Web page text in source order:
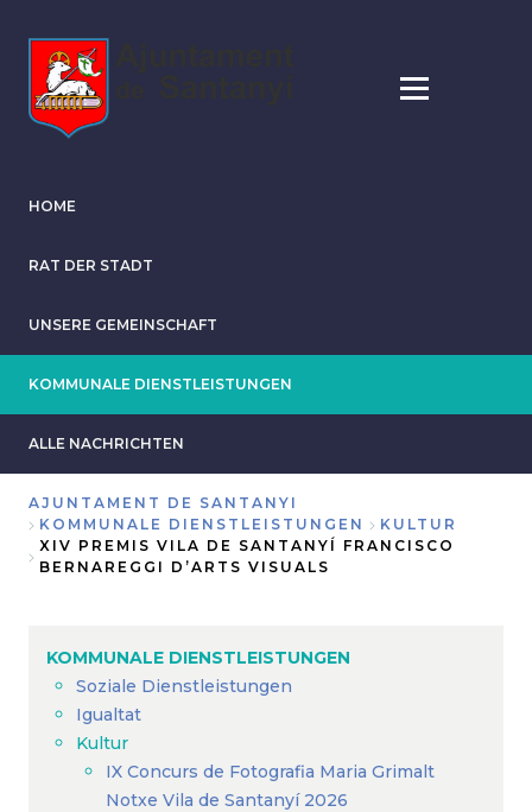
zum
Inhalt
HOME
RAT DER STADT
UNSERE GEMEINSCHAFT
KOMMUNALE DIENSTLEISTUNGEN
ALLE NACHRICHTEN
Breadcrumb
AJUNTAMENT DE SANTANYI
KOMMUNALE DIENSTLEISTUNGEN
KULTUR
XIV PREMIS VILA DE SANTANYÍ FRANCISCO
BERNAREGGI D’ARTS VISUALS
KOMMUNALE DIENSTLEISTUNGEN
Soziale Dienstleistungen
Igualtat
Kultur
IX Concurs de Fotografia Maria Grimalt
Notxe Vila de Santanyí 2026